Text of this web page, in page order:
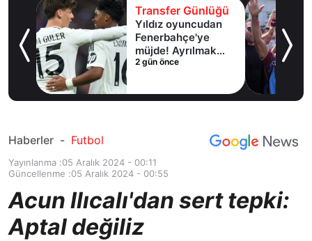
Transfer Günlüğü
Yıldız oyuncudan
Fenerbahçe'ye
müjde! Ayrılmak
istiyor
2 gün önce
Haberler - Futbol
Yayınlanma :05 Aralık 2024 - 00:11
Güncellenme :05 Aralık 2024 - 00:55
Acun Ilıcalı'dan sert tepki:
Aptal değiliz